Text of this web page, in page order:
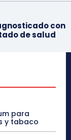
con
de salud
para
y tabaco